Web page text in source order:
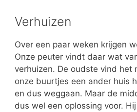
Verhuizen
Over een paar weken krijgen
Onze peuter vindt daar wat
verhuizen. De oudste vind het
onze buurtjes een ander huis
en dus weggaan. Maar de
dus wel een oplossing voor.